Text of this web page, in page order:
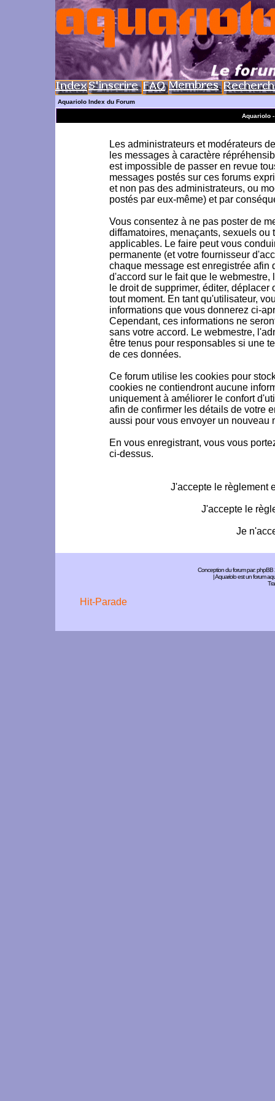
Aquariolo Index du Forum
Aquariolo
Les administrateurs et modérateurs
les messages à caractère
est impossible de passer en revue
messages postés sur ces forums
et non pas des administrateurs, ou
postés par eux-même) et par
Vous consentez à ne pas poster de
diffamatoires, menaçants, sexuels
applicables. Le faire peut vous
permanente (et votre fournisseur
chaque message est enregistrée afin
d'accord sur le fait que le
le droit de supprimer, éditer,
tout moment. En tant qu'utilisateur,
informations que vous donnerez ci-
Cependant, ces informations ne
sans votre accord. Le webmestre,
être tenus pour responsables si une
de ces données.
Ce forum utilise les cookies pour
cookies ne contiendront aucune
uniquement à améliorer le confort
afin de confirmer les détails de votre
aussi pour vous envoyer un nouveau
En vous enregistrant, vous vous
ci-dessus.
J'accepte le règlement
J'accepte le
Je
Conception du forum par:phpBB
| Aquariolo est un forum